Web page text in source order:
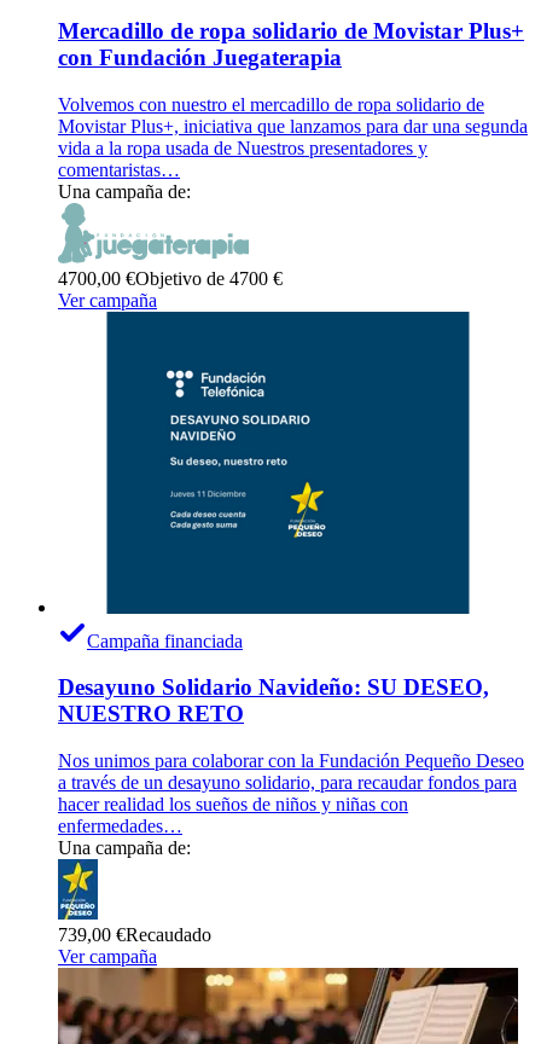
Mercadillo de ropa solidario de Movistar Plus+
con Fundación Juegaterapia
Volvemos con nuestro el mercadillo de ropa solidario de
Movistar Plus+, iniciativa que lanzamos para dar una segunda
vida a la ropa usada de Nuestros presentadores y
comentaristas…
Una campaña de:
4700,00 €Objetivo de 4700 €
Ver campaña
Campaña financiada
Desayuno Solidario Navideño: SU DESEO,
NUESTRO RETO
Nos unimos para colaborar con la Fundación Pequeño Deseo
a través de un desayuno solidario, para recaudar fondos para
hacer realidad los sueños de niños y niñas con
enfermedades…
Una campaña de:
739,00 €Recaudado
Ver campaña